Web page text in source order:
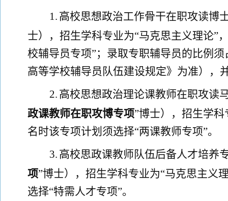
1. 高校思想政治工作骨干在职攻读博
士），招生学科专业为“马克思主义理论”
校辅导员专项”； 录取专职辅导员的比例
高等学校辅导员队伍建设规定》为准），
2. 高校思想政治理论课教师在职攻读
政课教师在职攻博专项”博士），招生学科
名时该专项计划须选择“两课教师专项”。
3. 高校思政课教师队伍后备人才培养
项”博士），招生学科专业为“马克思主义
选择“特需人才专项”。